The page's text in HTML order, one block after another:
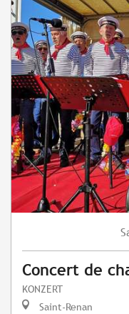
Concert de
KONZERT
Saint-Renan